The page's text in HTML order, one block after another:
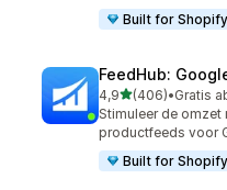
Built for Shopify
FeedHub:
4,9van 5 sterren
(406)
406 recensies in
•
Stimuleer de omzet
productfeeds voor
Built for Shopify